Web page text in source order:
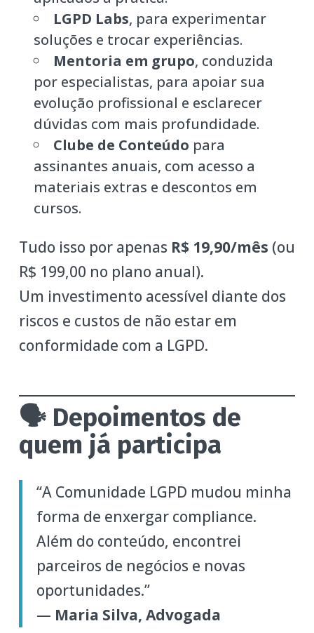
LGPD Labs, para experimentar
soluções e trocar experiências.
Mentoria em grupo, conduzida
por especialistas, para apoiar sua
evolução profissional e esclarecer
dúvidas com mais profundidade.
Clube de Conteúdo para
assinantes anuais, com acesso a
materiais extras e descontos em
cursos.
Tudo isso por apenas R$ 19,90/mês (ou
R$ 199,00 no plano anual).
Um investimento acessível diante dos
riscos e custos de não estar em
conformidade com a LGPD.
🗣 Depoimentos de
quem já participa
“A Comunidade LGPD mudou minha
forma de enxergar compliance.
Além do conteúdo, encontrei
parceiros de negócios e novas
oportunidades.”
— Maria Silva, Advogada